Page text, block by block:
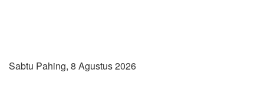
Sabtu Pahing, 8 Agustus 2026